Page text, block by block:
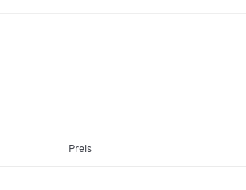
Preis